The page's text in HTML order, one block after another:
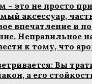
это не просто
аксессуар,
впечатление и
Неправильное
к тому, что
Вы
а его